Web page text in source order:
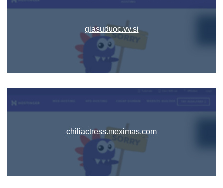
giasuduoc.vv.si
chiliactress.meximas.com